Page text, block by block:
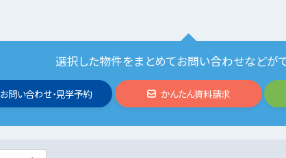
選択した物件をまとめてお問い合わせなどが
お問い合わせ・見学予約 かんたん資料請求